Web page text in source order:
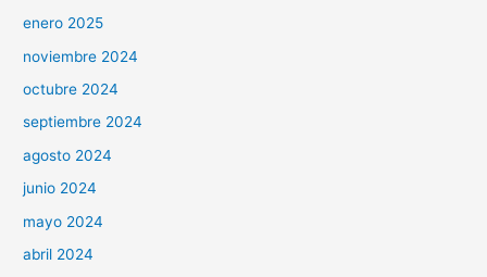
enero 2025
noviembre 2024
octubre 2024
septiembre 2024
agosto 2024
junio 2024
mayo 2024
abril 2024